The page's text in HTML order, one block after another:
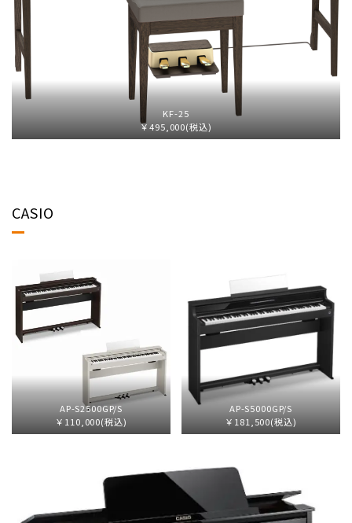
KF-25
￥495,000(税込)
CASIO
AP-S2500GP/S
￥110,000(税込)
AP-S5000GP/S
￥181,500(税込)